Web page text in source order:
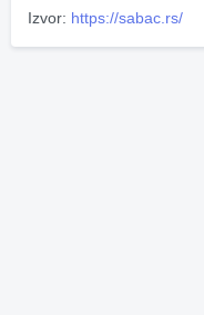
Izvor: https://sabac.rs/